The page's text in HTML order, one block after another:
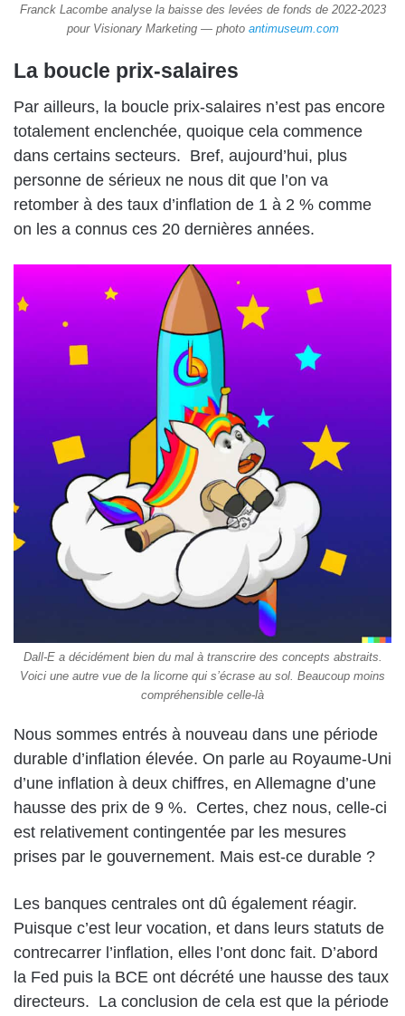
Franck Lacombe analyse la baisse des levées de fonds de 2022-2023
pour Visionary Marketing — photo antimuseum.com
La boucle prix-salaires
Par ailleurs, la boucle prix-salaires n’est pas encore
totalement enclenchée, quoique cela commence
dans certains secteurs. Bref, aujourd’hui, plus
personne de sérieux ne nous dit que l’on va
retomber à des taux d’inflation de 1 à 2 % comme
on les a connus ces 20 dernières années.
Dall-E a décidément bien du mal à transcrire des concepts abstraits.
Voici une autre vue de la licorne qui s’écrase au sol. Beaucoup moins
compréhensible celle-là
Nous sommes entrés à nouveau dans une période
durable d’inflation élevée. On parle au Royaume-Uni
d’une inflation à deux chiffres, en Allemagne d’une
hausse des prix de 9 %. Certes, chez nous, celle-ci
est relativement contingentée par les mesures
prises par le gouvernement. Mais est-ce durable ?
Les banques centrales ont dû également réagir.
Puisque c’est leur vocation, et dans leurs statuts de
contrecarrer l’inflation, elles l’ont donc fait. D’abord
la Fed puis la BCE ont décrété une hausse des taux
directeurs. La conclusion de cela est que la période